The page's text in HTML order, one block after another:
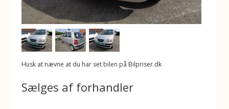
Husk at nævne at du har set bilen på Bilpriser.dk
Sælges af forhandler